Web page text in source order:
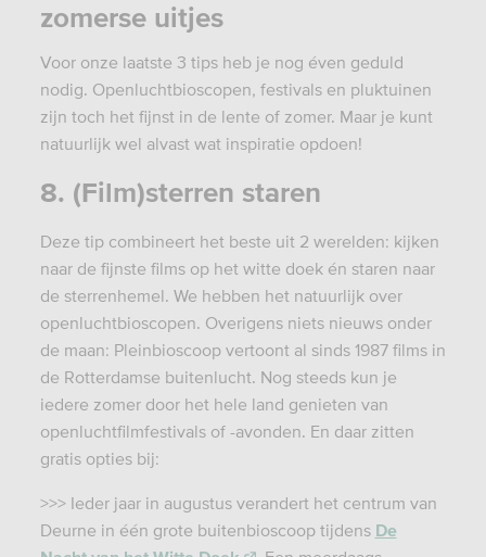
zomerse uitjes
Voor onze laatste 3 tips heb je nog éven geduld
nodig. Openluchtbioscopen, festivals en pluktuinen
zijn toch het fijnst in de lente of zomer. Maar je kunt
natuurlijk wel alvast wat inspiratie opdoen!
8. (Film)sterren staren
Deze tip combineert het beste uit 2 werelden: kijken
naar de fijnste films op het witte doek én staren naar
de sterrenhemel. We hebben het natuurlijk over
openluchtbioscopen. Overigens niets nieuws onder
de maan: Pleinbioscoop vertoont al sinds 1987 films in
de Rotterdamse buitenlucht. Nog steeds kun je
iedere zomer door het hele land genieten van
openluchtfilmfestivals of -avonden. En daar zitten
gratis opties bij:
>>> Ieder jaar in augustus verandert het centrum van
Deurne in één grote buitenbioscoop tijdens De